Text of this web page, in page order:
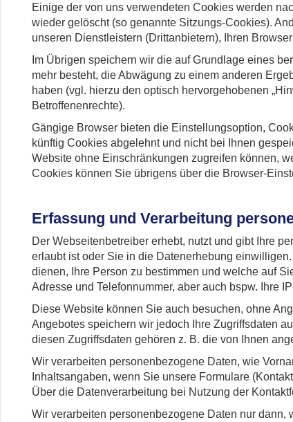
Einige der von uns verwendeten Cookies werden
wieder gelöscht (so genannte Sitzungs-Cookies).
unseren Dienstleistern (Drittanbietern), Ihren
Im Übrigen speichern wir die auf Grundlage eines
mehr besteht, die Abwägung zu einem anderen
haben (vgl. hierzu den optisch hervorgehobenen
Betroffenenrechte).
Gängige Browser bieten die Einstellungsoption,
künftig Cookies abgelehnt und nicht bei Ihnen
Website ohne Einschränkungen zugreifen können,
Cookies können Sie übrigens über die Browser-
Erfassung und Verarbeitung
Der Webseitenbetreiber erhebt, nutzt und gibt Ihre
erlaubt ist oder Sie in die Datenerhebung
dienen, Ihre Person zu bestimmen und welche auf
Adresse und Telefonnummer, aber auch bspw. Ihre
Diese Website können Sie auch besuchen, ohne
Angebotes speichern wir jedoch Ihre Zugriffsdaten
diesen Zugriffsdaten gehören z. B. die von Ihnen
Wir verarbeiten personenbezogene Daten, wie
Inhaltsangaben, wenn Sie unsere Formulare
Über die Datenverarbeitung bei Nutzung der
Wir verarbeiten personenbezogene Daten nur